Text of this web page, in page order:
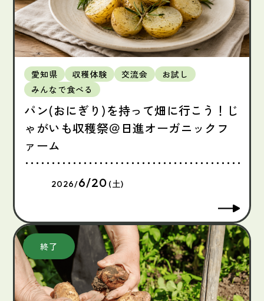
愛知県 収穫体験 交流会
お試し
みんなで食べる
パン(おにぎり)を持って畑に行こう！じ
ゃがいも収穫祭＠日進オーガニックフ
ァーム
2026/6/20 (土)